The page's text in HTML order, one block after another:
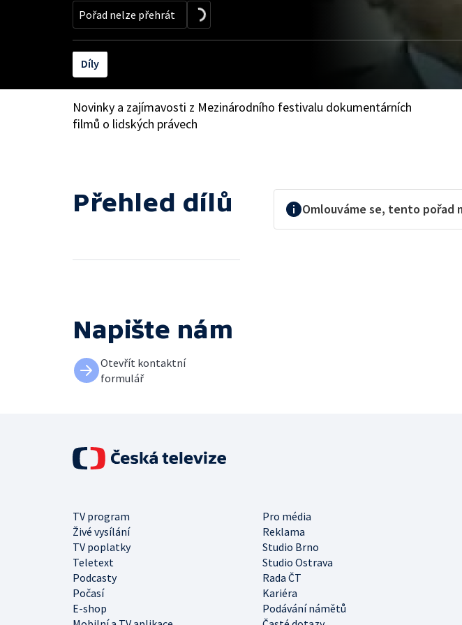
Pořad nelze přehrát
Díly
Novinky a zajímavosti z Mezinárodního festivalu dokumentárních
filmů o lidských právech
Přehled dílů Omlouváme se, tento pořad
Napište nám
Otevřít kontaktní
formulář
TV program
Pro média
Živé vysílání
Reklama
TV poplatky
Studio Brno
Teletext
Studio Ostrava
Podcasty
Rada ČT
Počasí
Kariéra
E-shop
Podávání námětů